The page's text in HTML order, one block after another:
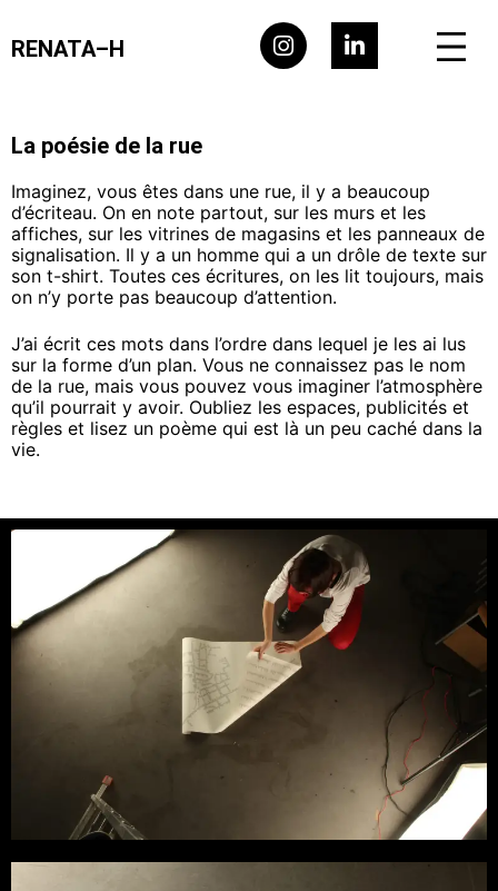
RENATA–H
La poésie de la rue
Imaginez, vous êtes dans une rue, il y a beaucoup
d’écriteau. On en note partout, sur les murs et les
affiches, sur les vitrines de magasins et les panneaux de
signalisation. Il y a un homme qui a un drôle de texte sur
son t-shirt. Toutes ces écritures, on les lit toujours, mais
on n’y porte pas beaucoup d’attention.
J’ai écrit ces mots dans l’ordre dans lequel je les ai lus
sur la forme d’un plan. Vous ne connaissez pas le nom
de la rue, mais vous pouvez vous imaginer l’atmosphère
qu’il pourrait y avoir. Oubliez les espaces, publicités et
règles et lisez un poème qui est là un peu caché dans la
vie.